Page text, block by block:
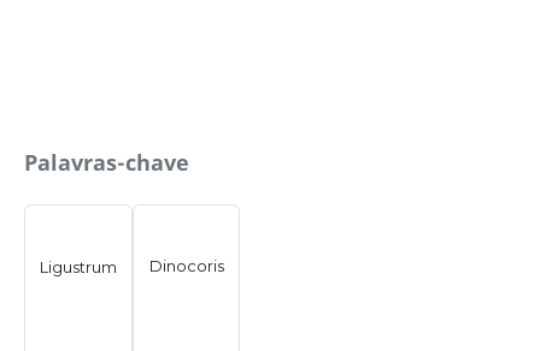
Palavras-chave
Ligustrum Dinocoris